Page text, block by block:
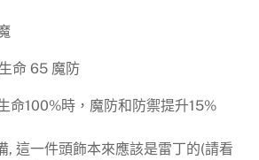
命 65 魔防
命100%時，魔防和防禦提升15%
, 這一件頭飾本來應該是雷丁的(請看